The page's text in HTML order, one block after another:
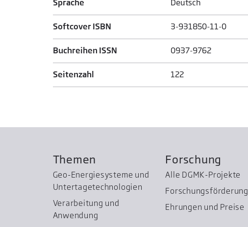
Sprache Deutsch
Softcover ISBN 3-931850-11-0
Buchreihen ISSN 0937-9762
Seitenzahl 122
Themen
Geo-Energiesysteme und
Untertage­technologien
Verarbeitung und
Anwendung
Forschung
Alle DGMK-Projekte
Forschungsförderung
Ehrungen und Preise